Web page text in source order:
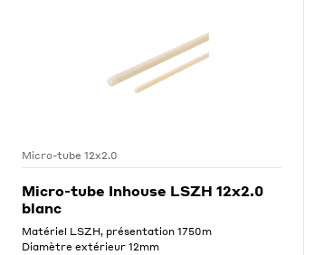
Micro-tube 12x2.0
Micro-tube Inhouse LSZH 12x2.0
blanc
Matériel LSZH, présentation 1750m
Diamètre extérieur 12mm